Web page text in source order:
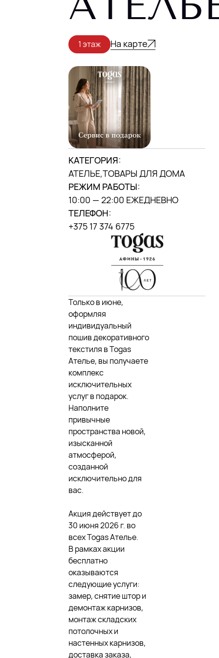
центр»)
МЫ В INSTAGRAM
DANA MALL, 2025
1 этаж На карте
КАТЕГОРИЯ:
АТЕЛЬЕ,ТОВАРЫ ДЛЯ ДОМА
РЕЖИМ РАБОТЫ:
10:00 — 22:00 ЕЖЕДНЕВНО
ТЕЛЕФОН:
+375 17 374 6775
Только в июне,
оформляя
индивидуальный
пошив декоративного
текстиля в Togas
Ателье, вы получаете
комплекс
исключительных
услуг в подарок.
Наполните
привычные
пространства новой,
изысканной
атмосферой,
созданной
исключительно для
вас.
Акция действует до
30 июня 2026 г. во
всех Togas Ателье.
В рамках акции
бесплатно
оказываются
следующие услуги:
замер, снятие штор и
демонтаж карнизов,
монтаж складских
потолочных и
настенных карнизов,
доставка заказа,